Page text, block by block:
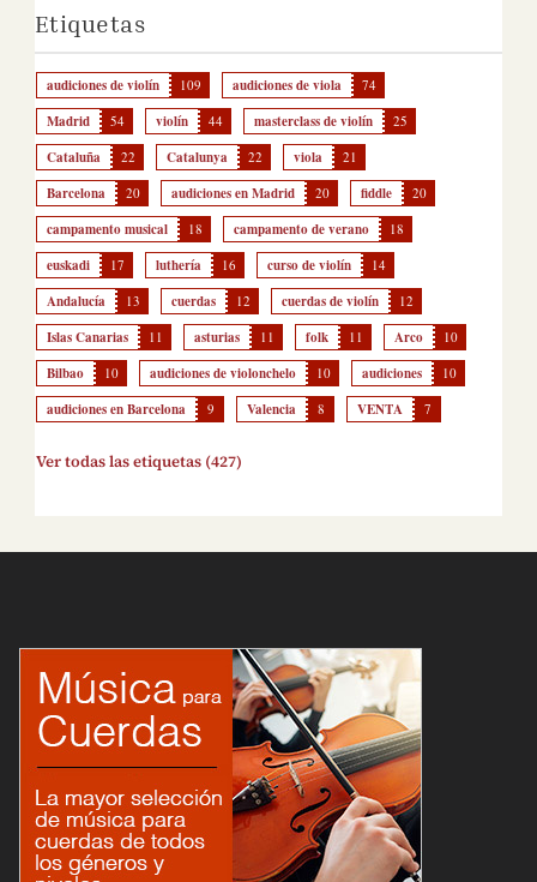
Etiquetas
audiciones de violín 109 audiciones de viola 74
Madrid 54 violín 44 masterclass de violín 25
Cataluña 22 Catalunya 22 viola 21
Barcelona 20 audiciones en Madrid 20 fiddle 20
campamento musical 18 campamento de verano 18
euskadi 17 luthería 16 curso de violín 14
Andalucía 13 cuerdas 12 cuerdas de violín 12
Islas Canarias 11 asturias 11 folk 11 Arco 10
Bilbao 10 audiciones de violonchelo 10 audiciones 10
audiciones en Barcelona 9 Valencia 8 VENTA 7
Ver todas las etiquetas (427)